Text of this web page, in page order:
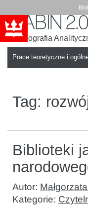
Babin
Bibliografia
Prace teoretyczne i
Tag:
Biblioteki
Autor:
Kategorie: